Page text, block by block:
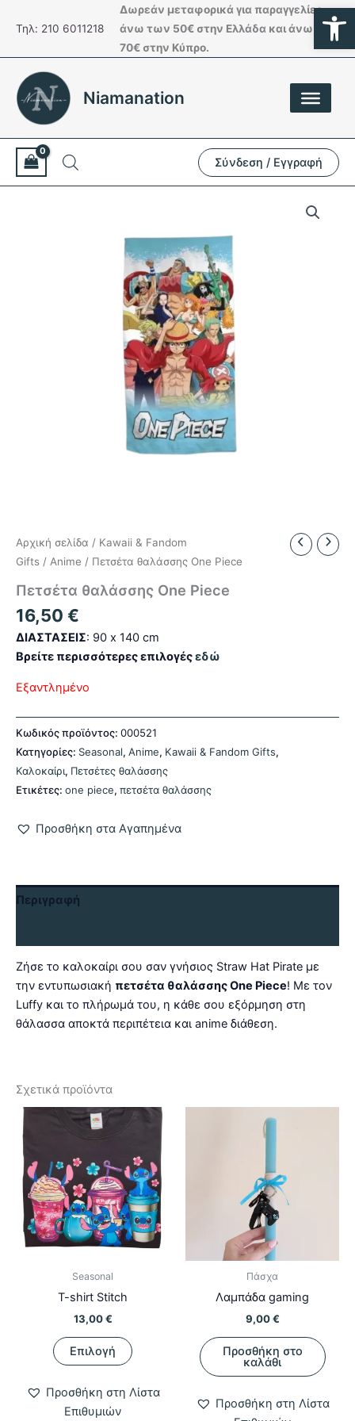
στοΤηλ: 210 6011218
Δωρεάν μεταφορικά για παραγγελίες
άνω των 50€ στην Ελλάδα και άνω των
70€ στην Κύπρο.
Niamanation
Σύνδεση / Εγγραφή
Αρχική σελίδα / Kawaii & Fandom
Gifts / Anime / Πετσέτα θαλάσσης One Piece
Πετσέτα θαλάσσης One Piece
16,50 €
ΔΙΑΣΤΑΣΕΙΣ: 90 x 140 cm
Βρείτε περισσότερες επιλογέςεδώ
Εξαντλημένο
Κωδικός προϊόντος: 000521
Κατηγορίες: Seasonal, Anime, Kawaii & Fandom Gifts,
Καλοκαίρι, Πετσέτες θαλάσσης
Ετικέτες: one piece, πετσέτα θαλάσσης
Προσθήκη στα Αγαπημένα
Περιγραφή
Ζήσε το καλοκαίρι σου σαν γνήσιος Straw Hat Pirate με
την εντυπωσιακή πετσέτα θαλάσσης One Piece! Με τον
Luffy και το πλήρωμά του, η κάθε σου εξόρμηση στη
θάλασσα αποκτά περιπέτεια και anime διάθεση.
Σχετικά προϊόντα
Seasonal
T-shirt Stitch
13,00€
Επιλογή
το
έχει
Προσθήκη στη Λίστα
Επιθυμιών
Πάσχα
Λαμπάδα gaming
9,00€
Προσθήκη στο
καλάθι
Προσθήκη στη Λίστα